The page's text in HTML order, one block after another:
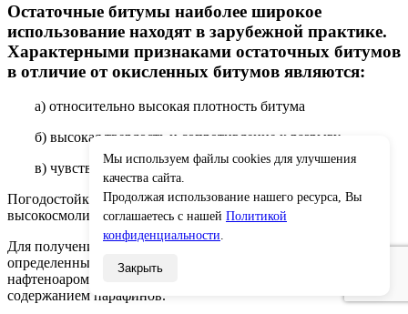
Остаточные битумы наиболее широкое
использование находят в зарубежной практике.
Характерными признаками остаточных битумов
в отличие от окисленных битумов являются:
а) относительно высокая плотность битума
б) высокая твердость и сопротивление к разрыву
в) чувствительность к изменению температуры
Погодостойкие остаточные битумы получают из
высокосмолистых (асфальтеновых) нефтей.
Для получения остаточных битумов пригодны лишь
определенные сорта нефтей — нафтенового и
нафтеноароматического основания, т.е. тяжелые с малым
содержанием парафинов.
Мы используем файлы cookies для улучшения
качества сайта.
Продолжая использование нашего ресурса, Вы
соглашаетесь с нашей Политикой
конфиденциальности.
Закрыть